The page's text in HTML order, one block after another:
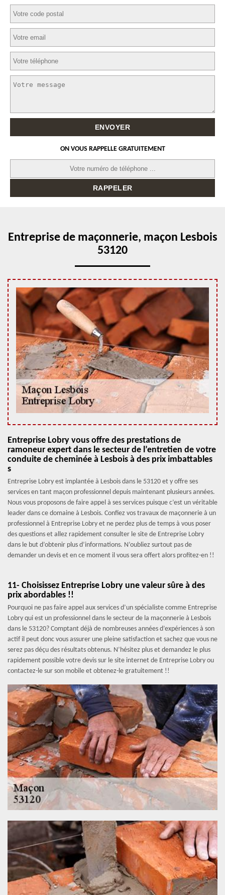
ON VOUS RAPPELLE GRATUITEMENT
Entreprise de maçonnerie, maçon Lesbois
53120
Entreprise Lobry vous offre des prestations de
ramoneur expert dans le secteur de l’entretien de votre
conduite de cheminée à Lesbois à des prix imbattables
s
Entreprise Lobry est implantée à Lesbois dans le 53120 et y offre ses
services en tant maçon professionnel depuis maintenant plusieurs années.
Nous vous proposons de faire appel à ses services puisque c’est un véritable
leader dans ce domaine à Lesbois. Confiez vos travaux de maçonnerie à un
professionnel à Entreprise Lobry et ne perdez plus de temps à vous poser
des questions et allez rapidement consulter le site de Entreprise Lobry
dans le but d’obtenir plus d’informations. N’oubliez surtout pas de
demander un devis et en ce moment il vous sera offert alors profitez-en !!
11- Choisissez Entreprise Lobry une valeur sûre à des
prix abordables !!
Pourquoi ne pas faire appel aux services d’un spécialiste comme Entreprise
Lobry qui est un professionnel dans le secteur de la maçonnerie à Lesbois
dans le 53120? Comptant déjà de nombreuses années d’expériences à son
actif il peut donc vous assurer une pleine satisfaction et sachez que vous ne
serez pas déçu des résultats obtenus. N’hésitez plus et demandez le plus
rapidement possible votre devis sur le site internet de Entreprise Lobry ou
contactez-le sur son mobile et obtenez-le gratuitement !!